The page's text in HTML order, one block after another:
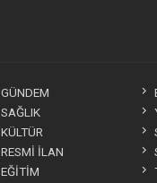
GÜNDEM
SAĞLIK
KÜLTÜR
RESMİ İLAN
EĞİTİM